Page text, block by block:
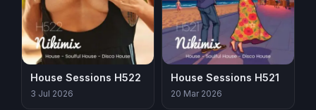
House Sessions H522
3 Jul 2026
House Sessions H521
20 Mar 2026